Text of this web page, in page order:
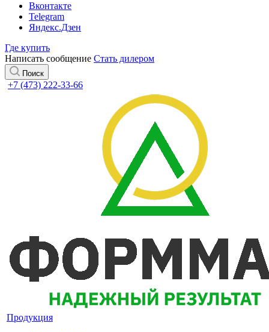
Вконтакте
Telegram
Яндекс.Дзен
Где купить
Написать сообщение Стать дилером
Поиск
+7 (473) 222-33-66
Продукция